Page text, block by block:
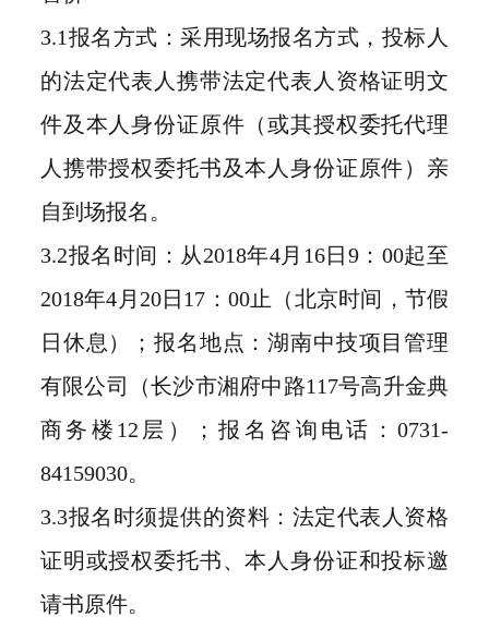
3.1报名方式：采用现场报名方式，投标人
的法定代表人携带法定代表人资格证明文
件及本人身份证原件（或其授权委托代理
人携带授权委托书及本人身份证原件）亲
自到场报名。
3.2报名时间：从2018年4月16日9：00起至
2018年4月20日17：00止（北京时间，节假
日休息）；报名地点：湖南中技项目管理
有限公司（长沙市湘府中路117号高升金典
商务楼12层）；报名咨询电话：0731-
84159030。
3.3报名时须提供的资料：法定代表人资格
证明或授权委托书、本人身份证和投标邀
请书原件。